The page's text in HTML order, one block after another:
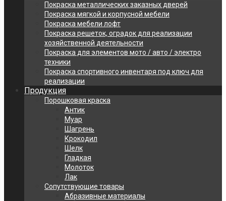
Покраска металлических заказных дверей
Покраска мягкой и корпусной мебели
Покраска мебели лофт
Покраска решеток, оградок для реализации
хозяйственной деятельности
Покраска для элементов мото / авто / электро
техники
Покраска спортивного инвентаря под ключ для
реализации
Продукция
Порошковая краска
Антик
Муар
Шагрень
Крокодил
Шелк
Гладкая
Молоток
Лак
Сопутствующие товары
Абразивные материалы